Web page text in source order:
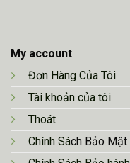
My account
Đơn Hàng Của Tôi
Tài khoản của tôi
Thoát
Chính Sách Bảo Mật